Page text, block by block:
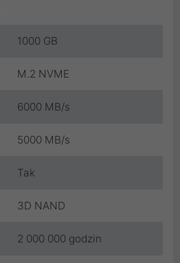
1000 GB
M.2 NVME
6000 MB/s
5000 MB/s
Tak
3D NAND
2 000 000 godzin